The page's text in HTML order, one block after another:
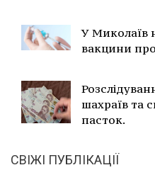
У Миколаїв
вакцини
шахраїв та
пасток.
СВІЖІ ПУБЛІКАЦІЇ